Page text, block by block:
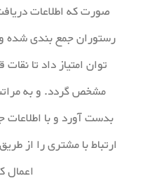
صورت که اطلاعات
رستوران جمع بندی
توان امتیاز داد تا
مشخص گردد. و به
بدست آورد و با
اعمال